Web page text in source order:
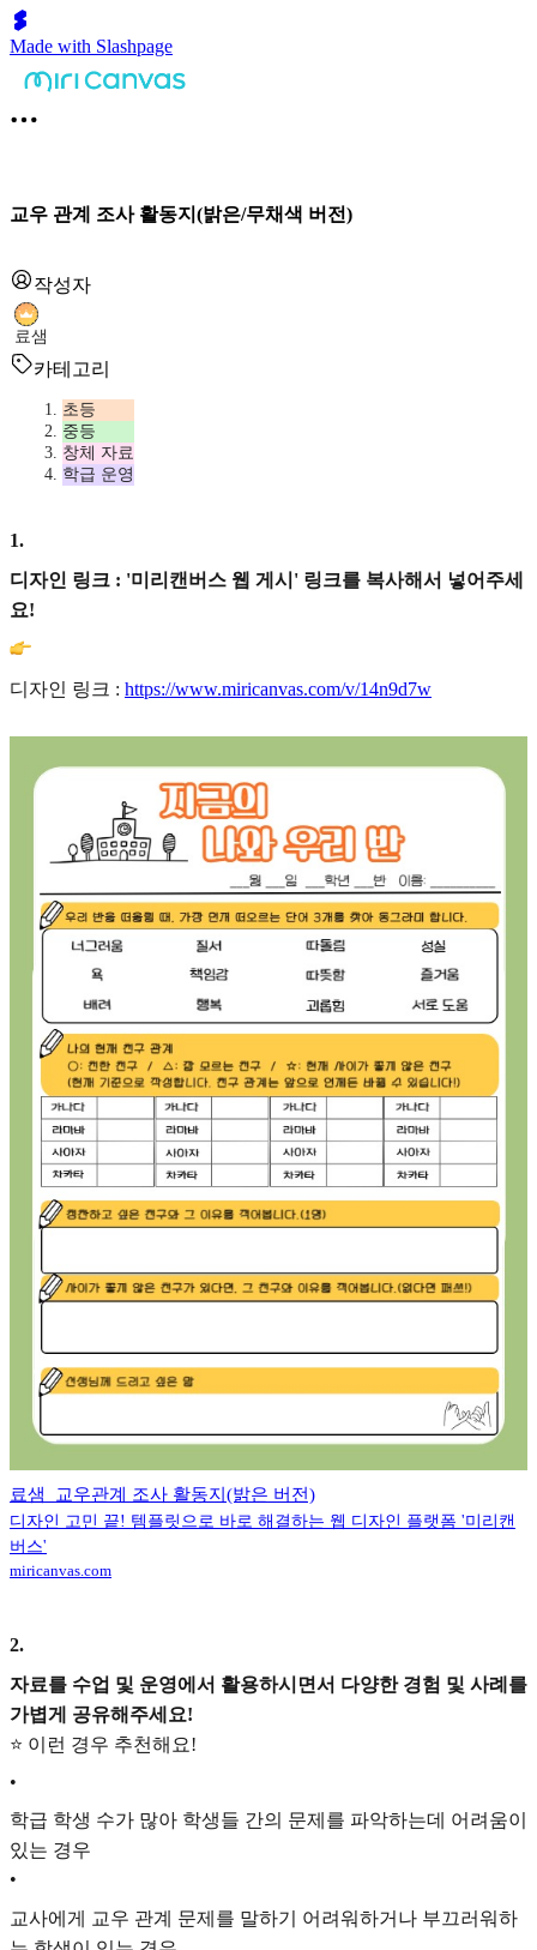
Made with Slashpage
교우 관계 조사 활동지(밝은/무채색 버전)
작성자
료샘
카테고리
초등
중등
창체 자료
학급 운영
1.
디자인 링크 : '미리캔버스 웹 게시' 링크를 복사해서 넣어주세
요!
디자인 링크 : https://www.miricanvas.com/v/14n9d7w
료샘_교우관계 조사 활동지(밝은 버전)
디자인 고민 끝! 템플릿으로 바로 해결하는 웹 디자인 플랫폼 '미리캔
버스'
miricanvas.com
2.
자료를 수업 및 운영에서 활용하시면서 다양한 경험 및 사례를
가볍게 공유해주세요!
⭐ 이런 경우 추천해요!
•
학급 학생 수가 많아 학생들 간의 문제를 파악하는데 어려움이
있는 경우
•
교사에게 교우 관계 문제를 말하기 어려워하거나 부끄러워하